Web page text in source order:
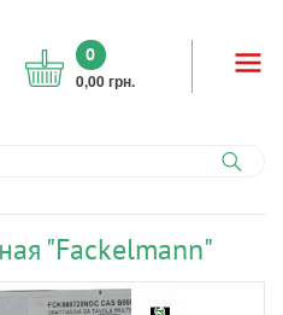
0
0,00 грн.
"Fackelmann"